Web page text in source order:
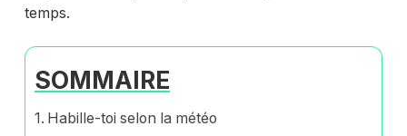
temps.
SOMMAIRE
Habille-toi selon la météo